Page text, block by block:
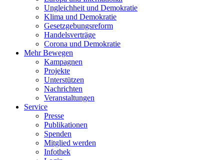
Ungleichheit und Demokratie
Klima und Demokratie
Gesetzgebungsreform
Handelsverträge
Corona und Demokratie
Mehr Bewegen
Kampagnen
Projekte
Unterstützen
Nachrichten
Veranstaltungen
Service
Presse
Publikationen
Spenden
Mitglied werden
Infothek